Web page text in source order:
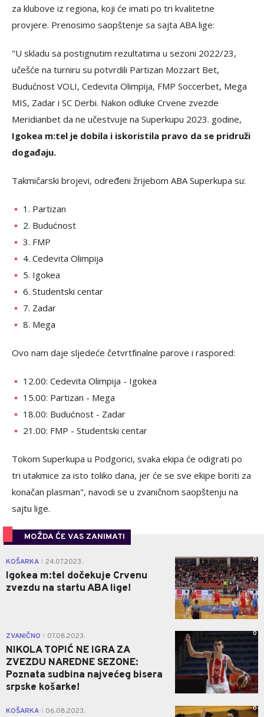
za klubove iz regiona, koji će imati po tri kvalitetne
provjere. Prenosimo saopštenje sa sajta ABA lige:
"U skladu sa postignutim rezultatima u sezoni 2022/23,
učešće na turniru su potvrdili Partizan Mozzart Bet,
Budućnost VOLI, Cedevita Olimpija, FMP Soccerbet, Mega
MIS, Zadar i SC Derbi. Nakon odluke Crvene zvezde
Meridianbet da ne učestvuje na Superkupu 2023. godine,
Igokea m:tel je dobila i iskoristila pravo da se pridruži
događaju.
Takmičarski brojevi, određeni žrijebom ABA Superkupa su:
1. Partizan
2. Budućnost
3. FMP
4. Cedevita Olimpija
5. Igokea
6. Studentski centar
7. Zadar
8. Mega
Ovo nam daje sljedeće četvrtfinalne parove i raspored:
12.00: Cedevita Olimpija - Igokea
15.00: Partizan - Mega
18.00: Budućnost - Zadar
21.00: FMP - Studentski centar
Tokom Superkupa u Podgorici, svaka ekipa će odigrati po
tri utakmice za isto toliko dana, jer će se sve ekipe boriti za
konačan plasman", navodi se u zvaničnom saopštenju na
sajtu lige.
MOŽDA ĆE VAS ZANIMATI
KOŠARKA 24.07.2023.
Igokea m:tel dočekuje Crvenu
zvezdu na startu ABA lige!
0
ZVANIČNO 07.08.2023.
NIKOLA TOPIĆ NE IGRA ZA
ZVEZDU NAREDNE SEZONE:
Poznata sudbina najvećeg bisera
srpske košarke!
0
KOŠARKA 06.08.2023. 0